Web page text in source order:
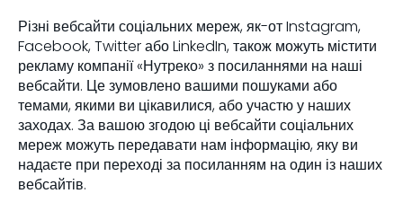
Різні вебсайти соціальних мереж, як-от Instagram,
Facebook, Twitter або LinkedIn, також можуть містити
рекламу компанії «Нутреко» з посиланнями на наші
вебсайти. Це зумовлено вашими пошуками або
темами, якими ви цікавилися, або участю у наших
заходах. За вашою згодою ці вебсайти соціальних
мереж можуть передавати нам інформацію, яку ви
надаєте при переході за посиланням на один із наших
вебсайтів.